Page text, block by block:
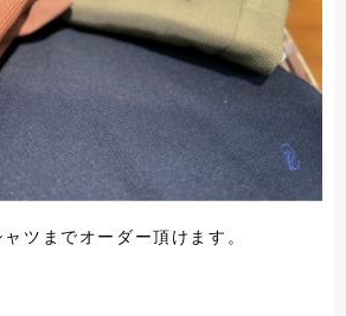
ツまでオーダー頂けます。